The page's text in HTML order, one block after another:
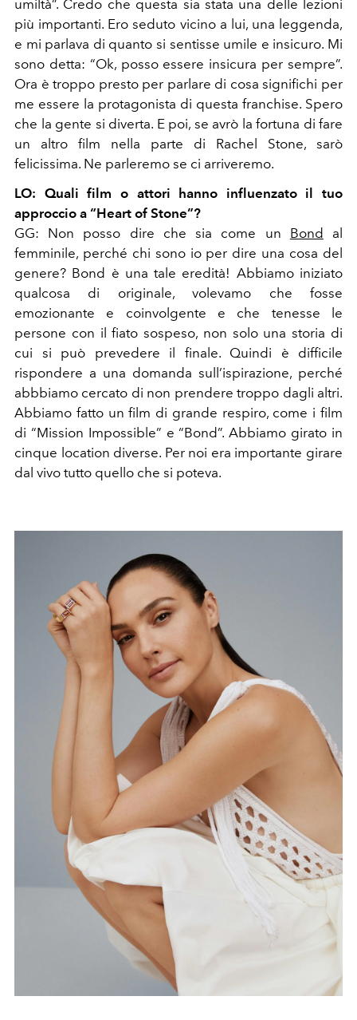
umiltà”. Credo che questa sia stata una delle lezioni
più importanti. Ero seduto vicino a lui, una leggenda,
e mi parlava di quanto si sentisse umile e insicuro. Mi
sono detta: “Ok, posso essere insicura per sempre”.
Ora è troppo presto per parlare di cosa significhi per
me essere la protagonista di questa franchise. Spero
che la gente si diverta. E poi, se avrò la fortuna di fare
un altro film nella parte di Rachel Stone, sarò
felicissima. Ne parleremo se ci arriveremo.
LO: Quali film o attori hanno influenzato il tuo
approccio a “Heart of Stone”?
GG: Non posso dire che sia come un Bond al
femminile, perché chi sono io per dire una cosa del
genere? Bond è una tale eredità! Abbiamo iniziato
qualcosa di originale, volevamo che fosse
emozionante e coinvolgente e che tenesse le
persone con il fiato sospeso, non solo una storia di
cui si può prevedere il finale. Quindi è difficile
rispondere a una domanda sull’ispirazione, perché
abbbiamo cercato di non prendere troppo dagli altri.
Abbiamo fatto un film di grande respiro, come i film
di “Mission Impossible” e“Bond”. Abbiamo girato in
cinque location diverse. Per noi era importante girare
dal vivo tutto quello che si poteva.